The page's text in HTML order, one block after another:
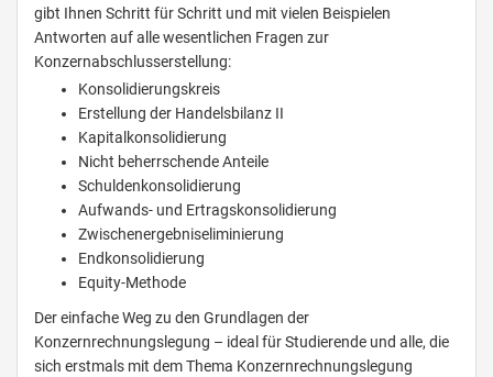
gibt Ihnen Schritt für Schritt und mit vielen Beispielen
Antworten auf alle wesentlichen Fragen zur
Konzernabschlusserstellung:
Konsolidierungskreis
Erstellung der Handelsbilanz II
Kapitalkonsolidierung
Nicht beherrschende Anteile
Schuldenkonsolidierung
Aufwands- und Ertragskonsolidierung
Zwischenergebniseliminierung
Endkonsolidierung
Equity-Methode
Der einfache Weg zu den Grundlagen der
Konzernrechnungslegung – ideal für Studierende und alle, die
sich erstmals mit dem Thema Konzernrechnungslegung